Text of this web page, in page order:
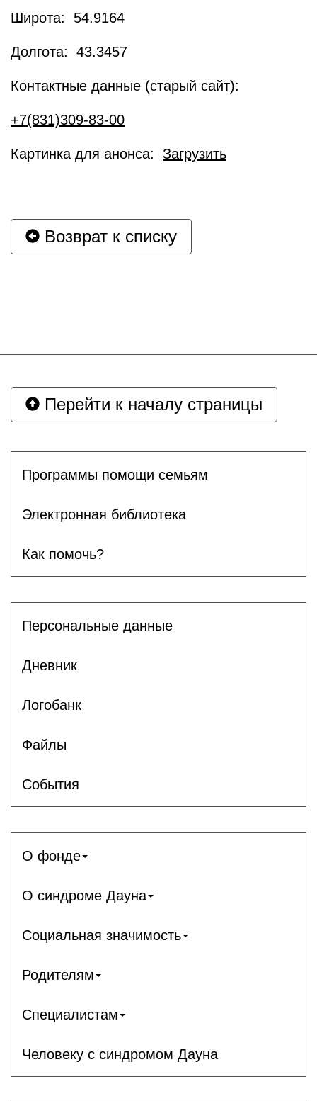
Широта: 54.9164
Долгота: 43.3457
Контактные данные (старый сайт):
+7(831)309-83-00
Картинка для анонса: Загрузить
Возврат к списку
Перейти к началу страницы
Программы помощи семьям
Электронная библиотека
Как помочь?
Персональные данные
Дневник
Логобанк
Файлы
События
О фонде
О синдроме Дауна
Социальная значимость
Родителям
Специалистам
Человеку с синдромом Дауна